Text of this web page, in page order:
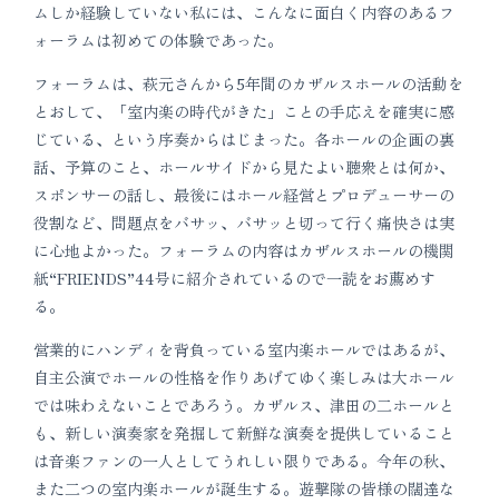
ムしか経験していない私には、こんなに面白く内容のあるフ
ォーラムは初めての体験であった。
フォーラムは、萩元さんから5年間のカザルスホールの活動を
とおして、「室内楽の時代がきた」ことの手応えを確実に感
じている、という序奏からはじまった。各ホールの企画の裏
話、予算のこと、ホールサイドから見たよい聴衆とは何か、
スポンサーの話し、最後にはホール経営とプロデューサーの
役割など、問題点をバサッ、バサッと切って行く痛快さは実
に心地よかった。フォーラムの内容はカザルスホールの機関
紙“FRIENDS”44号に紹介されているので一読をお薦めす
る。
営業的にハンディを背負っている室内楽ホールではあるが、
自主公演でホールの性格を作りあげてゆく楽しみは大ホール
では味わえないことであろう。カザルス、津田の二ホールと
も、新しい演奏家を発掘して新鮮な演奏を提供していること
は音楽ファンの一人としてうれしい限りである。今年の秋、
また二つの室内楽ホールが誕生する。遊撃隊の皆様の闊達な